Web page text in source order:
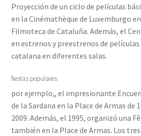
Proyección de un ciclo de películas
en la Cinémathèque de Luxemburgo
Filmoteca de Cataluña. Además, el
en estrenos y preestrenos de
catalana en diferentes salas.
fiestas populares
por ejemplo,, el impresionante
de la Sardana en la Place de Armas de
2009. Además, el 1995, organizó una
también en la Place de Armas. Los